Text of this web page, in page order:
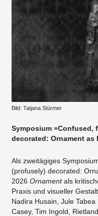
Bild: Tatjana Stürmer
Symposium »Confused,
decorated: Ornament as
Als zweitägiges
(profusely) decorated:
2026 Ornamentals
Praxis und visueller
Nadira Husain, Jule
Casey, Tim Ingold,